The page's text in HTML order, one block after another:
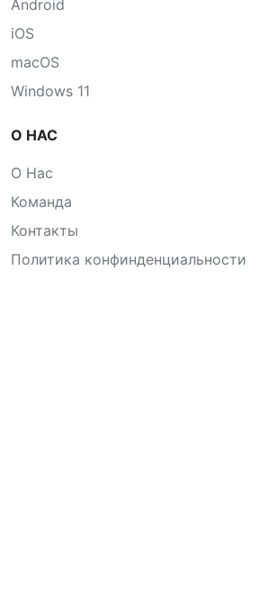
Android
iOS
macOS
Windows 11
О НАС
О Нас
Команда
Контакты
Политика конфинденциальности